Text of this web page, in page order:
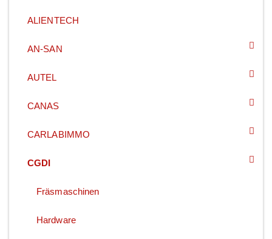
ALIENTECH
AN-SAN
AUTEL
CANAS
CARLABIMMO
CGDI
Fräsmaschinen
Hardware